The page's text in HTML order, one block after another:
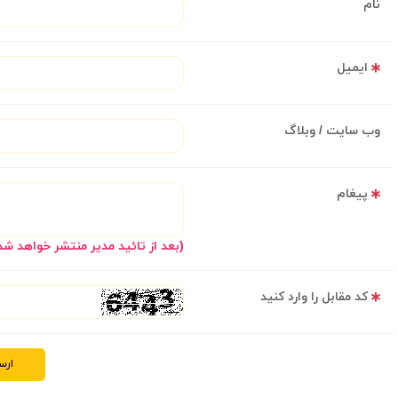
نام
ایمیل
وب سایت / وبلاگ
پیغام
(بعد از تائید مدیر منتشر خواهد
کد مقابل را وارد کنید